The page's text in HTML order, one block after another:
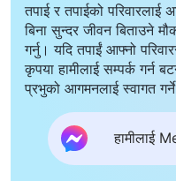
तपाई र तपाईको
बिना सुन्दर जीवन बिताउने
गर्नु। यदि तपाईं आफ्नो
कृपया हामीलाई सम्पर्क गर्न
प्रभुको आगमनलाई स्वागत गर्ने
हामीलाई